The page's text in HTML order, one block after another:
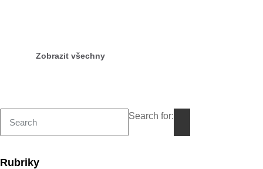
Zobrazit všechny
Search for:
Rubriky